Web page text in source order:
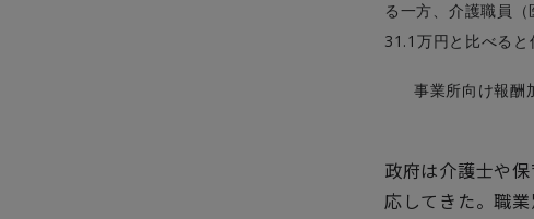
る一方、介護職員
31.1 万円と比べると
事業所向け報酬
政府は介護士や
応してきた。職